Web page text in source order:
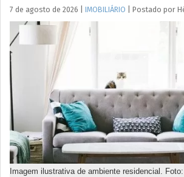
7 de agosto de 2026 IMOBILIÁRIO Postado por
Imagem ilustrativa de ambiente residencial.